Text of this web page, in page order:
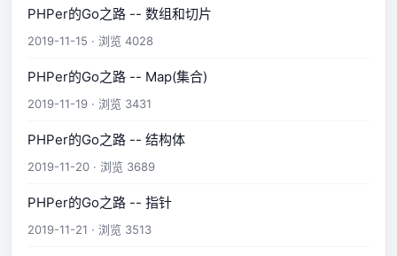
PHPer的Go之路 -- 数组和切片
2019-11-15 · 浏览 4028
PHPer的Go之路 -- Map(集合)
2019-11-19 · 浏览 3431
PHPer的Go之路 -- 结构体
2019-11-20 · 浏览 3689
PHPer的Go之路 -- 指针
2019-11-21 · 浏览 3513